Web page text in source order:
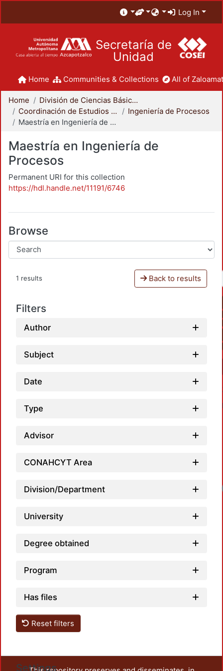
Log In
Secretaría de
Unidad
Home Communities & Collections All of
Home
División de Ciencias Básicas e Ingeniería
Coordinación de Estudios de Posgrado - CBI
Ingeniería de Procesos
Maestría en Ingeniería de Procesos
Maestría en Ingeniería de
Procesos
Permanent URI for this collection
https://hdl.handle.net/11191/6746
Browse
1 results Back to results
Filters
Author
Subject
Date
Type
Advisor
CONAHCYT Area
Division/Department
University
Degree obtained
Program
Has files
Reset filters
Settings